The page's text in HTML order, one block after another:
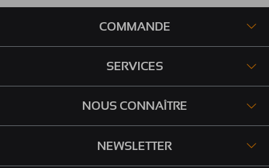
COMMANDE
SERVICES
NOUS CONNAÎTRE
NEWSLETTER